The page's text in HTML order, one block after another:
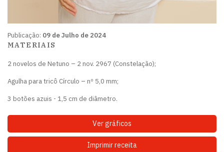
Publicação: 09 de Julho de 2024
MATERIAIS
2 novelos de Netuno – 2 nov. 2967 (Constelação);
Agulha para tricô Círculo – nº 5,0 mm;
3 botões azuis - 1,5 cm de diâmetro.
Ver gráficos
Imprimir receita